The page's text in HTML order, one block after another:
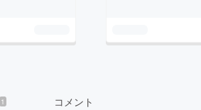
1 コメント